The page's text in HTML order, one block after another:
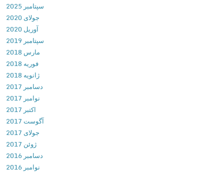
’
t
T
a
p
…
2
)
v
.
2
0
.
سپتامبر 2025
جولای 2020
آوریل 2020
سپتامبر 2019
مارس 2018
فوریه 2018
ژانویه 2018
دسامبر 2017
نوامبر 2017
آگوست 2017
جولای 2017
ژوئن 2017
دسامبر 2016
نوامبر 2016